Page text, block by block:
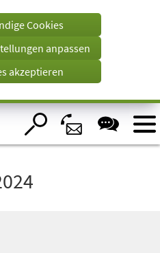
Cookies
anpassen
akzeptieren